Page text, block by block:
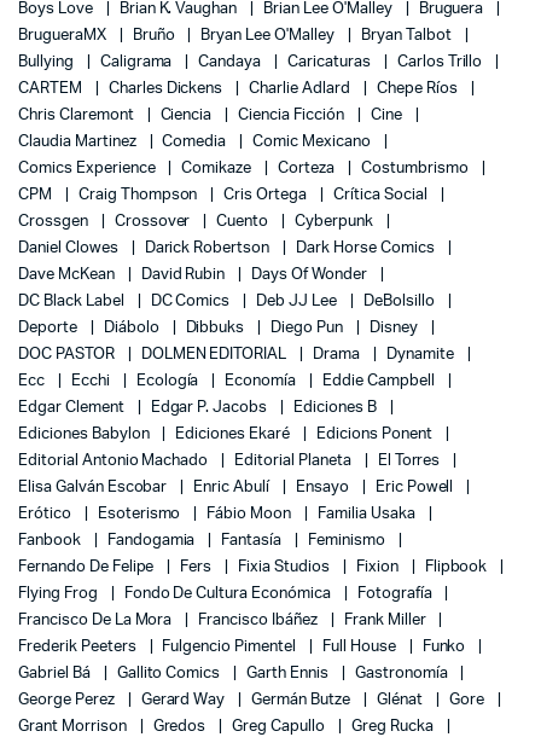
Boys Love
Brian K. Vaughan Brian Lee O'Malley
Bruguera
BrugueraMX
Bruño Bryan Lee O'Malley
Bryan Talbot
Bullying
Caligrama Candaya Caricaturas
Carlos Trillo
CARTEM
Charles Dickens Charlie Adlard
Chepe Ríos
Chris Claremont
Ciencia Ciencia Ficción
Cine
Claudia Martinez
Comedia
Comic Mexicano
Comics Experience
Comikaze Corteza
Costumbrismo
CPM
Craig Thompson Cris Ortega
Crítica Social
Crossgen
Crossover Cuento
Cyberpunk
Daniel Clowes
Darick Robertson
Dark Horse Comics
Dave McKean
David Rubin
Days Of Wonder
DC Black Label
DC Comics Deb JJ Lee
DeBolsillo
Deporte
Diábolo Dibbuks Diego Pun
Disney
DOC PASTOR
DOLMEN EDITORIAL Drama
Dynamite
Ecc
Ecchi Ecología Economía
Eddie Campbell
Edgar Clement
Edgar P. Jacobs
Ediciones B
Ediciones Babylon
Ediciones Ekaré
Edicions Ponent
Editorial Antonio Machado
Editorial Planeta
El Torres
Elisa Galván Escobar
Enric Abulí Ensayo
Eric Powell
Erótico
Esoterismo Fábio Moon
Familia Usaka
Fanbook
Fandogamia Fantasía
Feminismo
Fernando De Felipe
Fers Fixia Studios Fixion
Flipbook
Flying Frog
Fondo De Cultura Económica
Fotografía
Francisco De La Mora
Francisco Ibáñez
Frank Miller
Frederik Peeters
Fulgencio Pimentel Full House
Funko
Gabriel Bá
Gallito Comics Garth Ennis
Gastronomía
George Perez
Gerard Way Germán Butze Glénat
Gore
Grant Morrison
Gredos Greg Capullo
Greg Rucka